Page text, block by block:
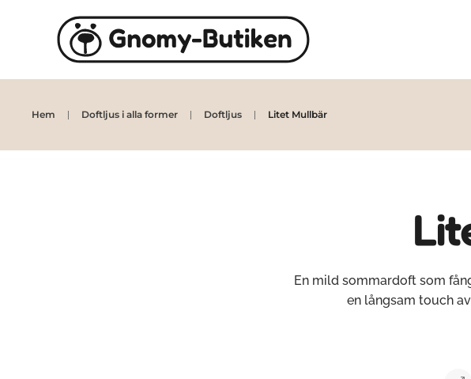
Skip to main content
Hem Doftljus i alla former Doftljus Litet Mullbär
En mild sommardoft som
en långsam touch